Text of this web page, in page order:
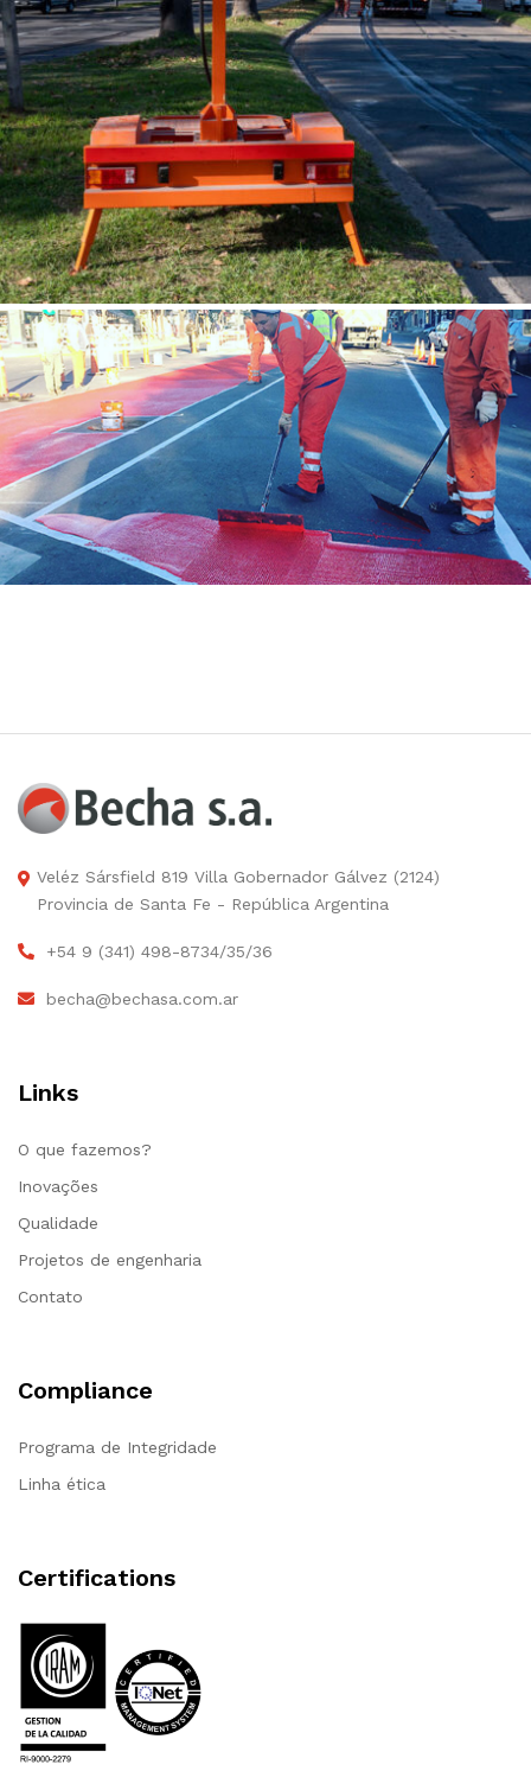
PAINÉIS MÓVEIS DE MENSAGENS VARIÁVEIS
Veléz Sársfield 819 Villa Gobernador Gálvez (2124)
Provincia de Santa Fe - República Argentina
+54 9 (341) 498-8734/35/36
becha@bechasa.com.ar
Links
O que fazemos?
Inovações
Qualidade
Projetos de engenharia
Contato
Compliance
Programa de Integridade
Linha ética
Certifications